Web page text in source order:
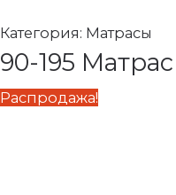
Категория: Матрасы
90-195
Распродажа!
550 ₽.